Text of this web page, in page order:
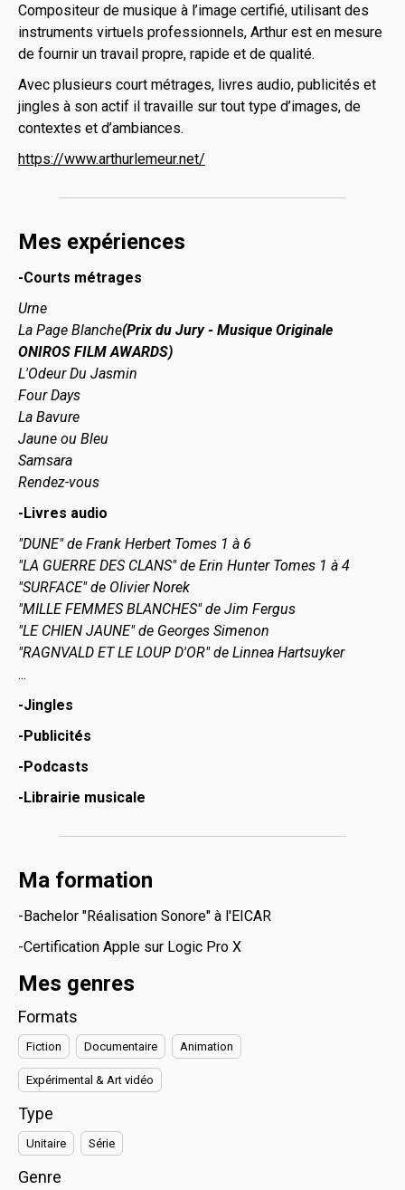
Compositeur de musique à l’image certifié, utilisant des
instruments virtuels professionnels, Arthur est en mesure
de fournir un travail propre, rapide et de qualité.​
​Avec plusieurs court métrages, livres audio, publicités et
jingles à son actif il travaille sur tout type d’images, de
contextes et d’ambiances.
https://www.arthurlemeur.net/
Mes expériences
-Courts métrages
Urne
La Page Blanche(Prix du Jury - Musique Originale
ONIROS FILM AWARDS)
L'Odeur Du Jasmin
Four Days
La Bavure
Jaune ou Bleu
Samsara
Rendez-vous
-Livres audio
"DUNE" de Frank Herbert Tomes 1 à 6
"LA GUERRE DES CLANS" de Erin Hunter Tomes 1 à 4
"SURFACE" de Olivier Norek
"MILLE FEMMES BLANCHES" de Jim Fergus
"LE CHIEN JAUNE" de Georges Simenon
"RAGNVALD ET LE LOUP D'OR" de Linnea Hartsuyker
...
-Jingles
-Publicités
-Podcasts
-Librairie musicale
Ma formation
-Bachelor "Réalisation Sonore" à l'EICAR
-Certification Apple sur Logic Pro X
Mes genres
Formats
Fiction Documentaire Animation
Expérimental & Art vidéo
Type
Unitaire Série
Genre